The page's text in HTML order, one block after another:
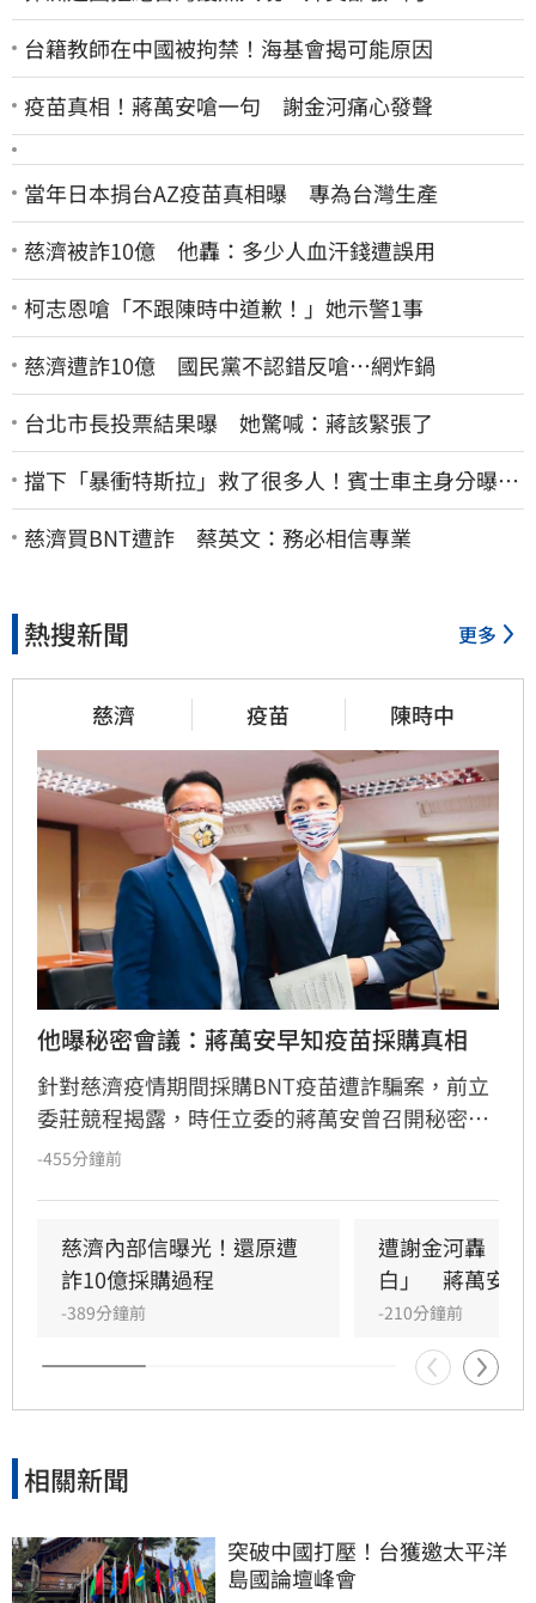
台籍教師在中國被拘禁！海基會揭可能原因
疫苗真相！蔣萬安嗆一句 謝金河痛心發聲
當年日本捐台AZ疫苗真相曝 專為台灣生產
慈濟被詐10億 他轟：多少人血汗錢遭誤用
柯志恩嗆「不跟陳時中道歉！」她示警1事
慈濟遭詐10億 國民黨不認錯反嗆⋯網炸鍋
台北市長投票結果曝 她驚喊：蔣該緊張了
擋下「暴衝特斯拉」救了很多人！賓士車主身分曝…
他社群擁1.4萬追蹤
慈濟買BNT遭詐 蔡英文：務必相信專業
熱搜新聞 更多
慈濟 疫苗 陳時中
他曝秘密會議：蔣萬安早知疫苗採購真相
針對慈濟疫情期間採購BNT疫苗遭詐騙案，前立
委莊競程揭露，時任立委的蔣萬安曾召開秘密會
議，陳時中於會中詳述疫苗採購困境與國際壓
會議中早已知道的真相，散播政府擋疫苗的謠
言，把全民防疫變成政治攻防的工具。
-455分鐘前
慈濟內部信曝光！還原遭
詐10億採購過程
-389分鐘前
遭謝金河轟「顛
白」　蔣萬安回
-210分鐘前
相關新聞
突破中國打壓！台獲邀太平洋
島國論壇峰會